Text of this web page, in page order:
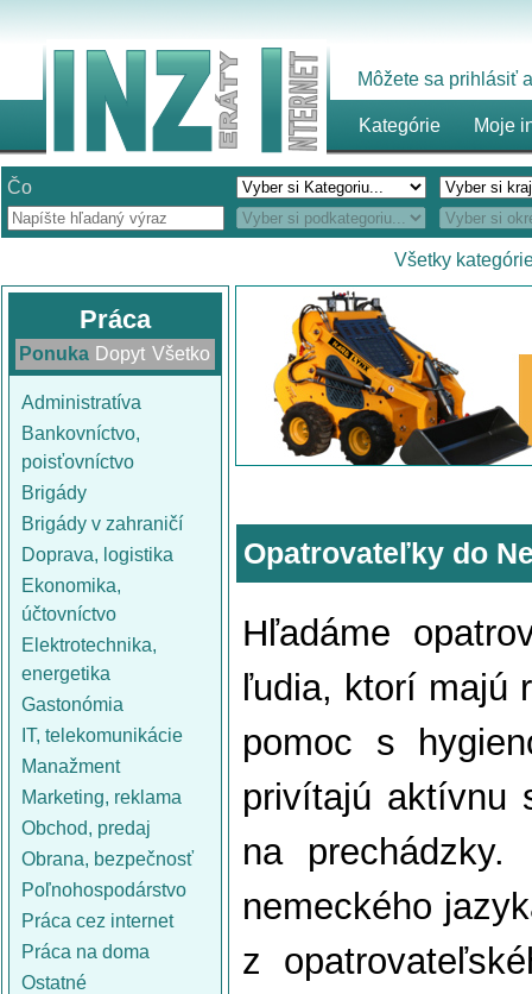
Môžete sa prihlásiť
Kategórie Moje
Čo
Všetky
Práca
Ponuka Dopyt Všetko
Administratíva
Bankovníctvo,
poisťovníctvo
Brigády
Brigády v zahraničí
Doprava, logistika
Ekonomika,
účtovníctvo
Elektrotechnika,
energetika
Gastonómia
IT, telekomunikácie
Manažment
Marketing, reklama
Obchod, predaj
Obrana, bezpečnosť
Poľnohospodárstvo
Práca cez internet
Práca na doma
Ostatné
Opatrovateľky do
Hľadáme
ľudia, ktorí majú
pomoc s
privítajú aktívnu
na prechádzky.
nemeckého
z